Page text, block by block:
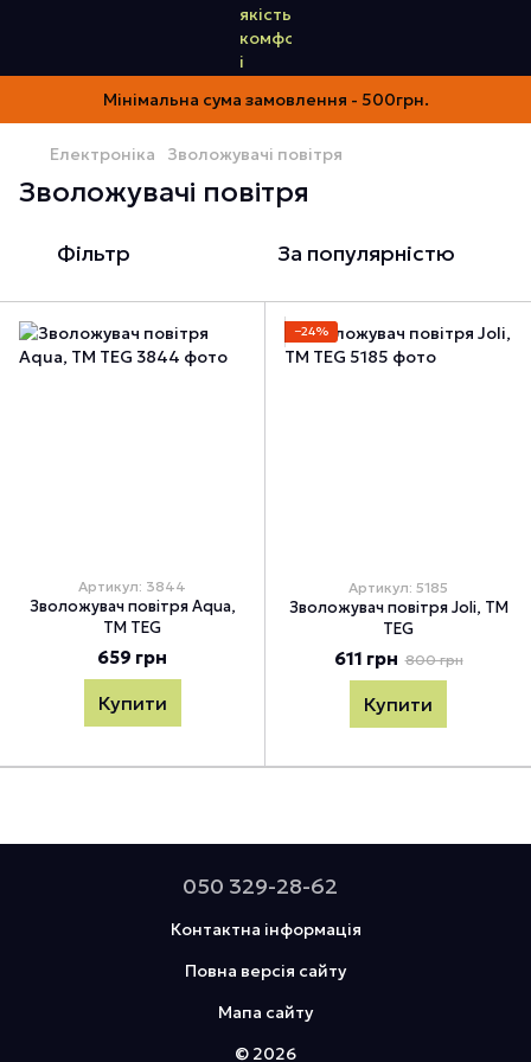
Мінімальна сума замовлення - 500грн.
Електроніка Зволожувачі повітря
Зволожувачі повітря
Фільтр За популярністю
Артикул: 3844
Зволожувач повітря Aqua,
TM TEG
659 грн
Купити
−24%
Артикул: 5185
Зволожувач повітря Joli, TM
TEG
611 грн 800 грн
Купити
050 329-28-62
Контактна інформація
Повна версія сайту
Мапа сайту
© 2026